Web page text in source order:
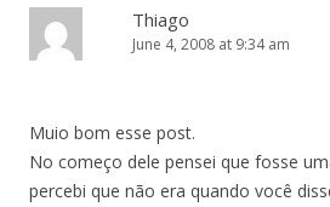
Thiago
June 4, 2008 at 9:34 am
Muio bom esse post.
No começo dele pensei que fosse
percebi que não era quando você